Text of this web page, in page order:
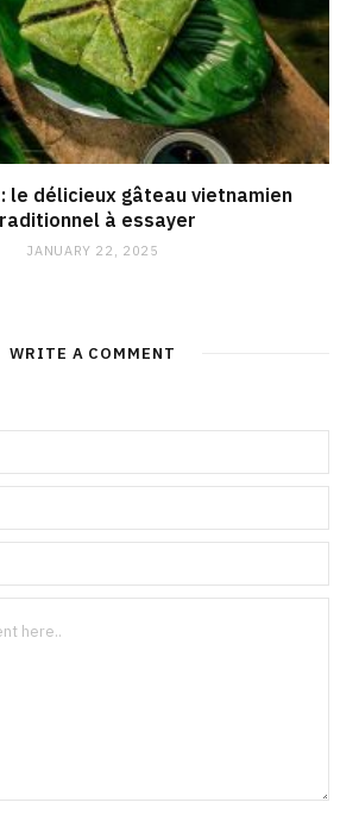
: le délicieux gâteau vietnamien
à essayer
JANUARY 22, 2025
WRITE A COMMENT